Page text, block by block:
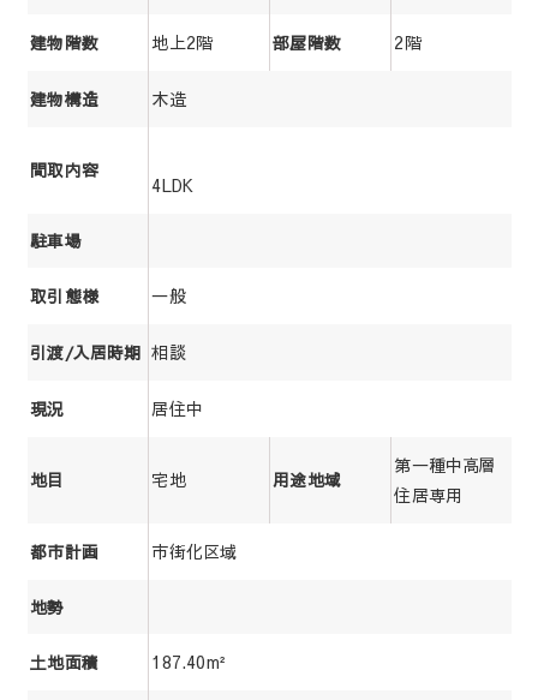
建物階数 地上2階 部屋階数 2階
建物構造 木造
間取内容
4LDK
駐車場
取引態様 一般
引渡/入居時期 相談
現況 居住中
地目 宅地 用途地域
第一種中高層
住居専用
都市計画 市街化区域
地勢
土地面積 187.40m²